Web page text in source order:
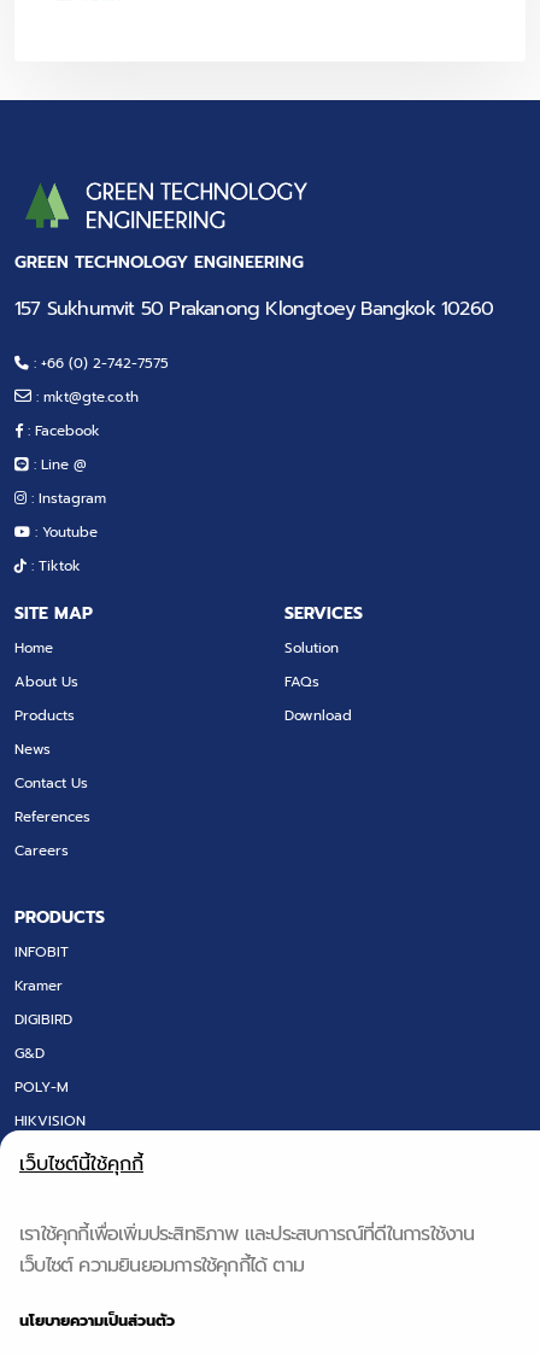
GREEN TECHNOLOGY ENGINEERING
157 Sukhumvit 50 Prakanong Klongtoey Bangkok 10260
: +66 (0) 2-742-7575
: mkt@gte.co.th
: Facebook
: Line @
: Instagram
: Youtube
: Tiktok
SITE MAP
Home
About Us
Products
News
Contact Us
References
Careers
SERVICES
Solution
FAQs
Download
PRODUCTS
INFOBIT
Kramer
DIGIBIRD
G&D
POLY-M
HIKVISION
LED SCREEN
DT RESEARCH
IQ BOARD & Q-NEX
เว็บไซต์นี้ใช้คุกกี้
เราใช้คุกกี้เพื่อเพิ่มประสิทธิภาพ และประสบการณ์ที่ดีในการใช้งาน
เว็บไซต์ ความยินยอมการใช้คุกกี้ได้ ตาม
นโยบายความเป็นส่วนตัว